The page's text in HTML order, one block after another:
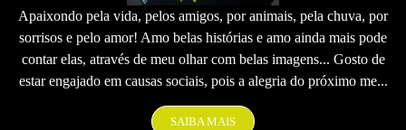
Apaixondo pela vida, pelos amigos, por animais, pela chuva, por
sorrisos e pelo amor! Amo belas histórias e amo ainda mais pode
contar elas, através de meu olhar com belas imagens... Gosto de
estar engajado em causas sociais, pois a alegria do próximo me...
SAIBA MAIS